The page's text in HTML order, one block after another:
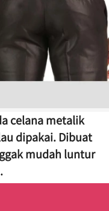
celana metalik
dipakai. Dibuat
mudah luntur